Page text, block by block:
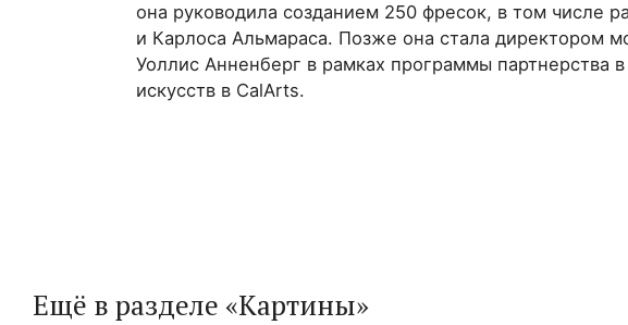
она руководила созданием 250 фресок, в том числе
и Карлоса Альмараса. Позже она стала директором
Уоллис Анненберг в рамках программы партнерства
искусств в CalArts.
Ещё в разделе «Картины»